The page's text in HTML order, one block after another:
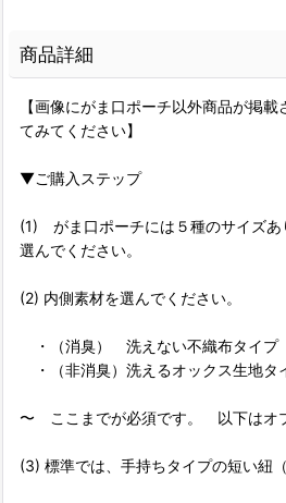
商品詳細
【画像にがま口ポーチ以外商品が掲
てみてください】
▼ご購入ステップ
(1) がま口ポーチには５種のサイズあ
選んでください。
(2) 内側素材を選んでください。
・（消臭） 洗えない不織布タイプ
・（非消臭）洗えるオックス生地タ
〜 ここまでが必須です。 以下はオ
(3) 標準では、手持ちタイプの短い紐